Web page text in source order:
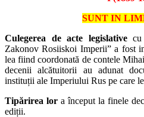
SUNT IN
Culegerea de acte legislativecu
Zakonov Rosiiskoi Imperii” a fost
lea fiind coordonată de contele
decenii alcătuitorii au adunat
instituții ale Imperiului Rus pe care
Tipărirea lora început la finele
ediții.